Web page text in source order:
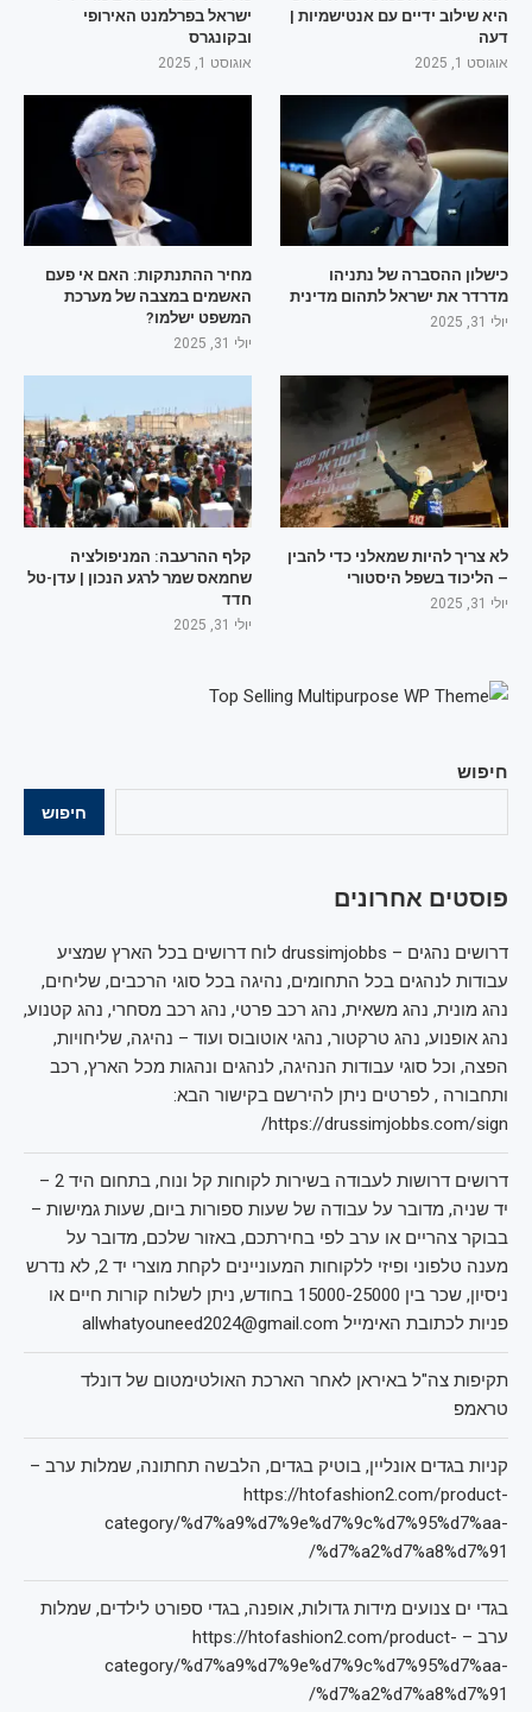
חיפוש
חיפוש
פוסטים אחרונים
דרושים נהגים – drussimjobbs לוח דרושים בכל הארץ שמציע
עבודות לנהגים בכל התחומים, נהיגה בכל סוגי הרכבים, שליחים,
נהג מונית, נהג משאית, נהג רכב פרטי, נהג רכב מסחרי, נהג קטנוע,
נהג אופנוע, נהג טרקטור, נהגי אוטובוס ועוד – נהיגה, שליחויות,
הפצה, וכל סוגי עבודות הנהיגה, לנהגים ונהגות מכל הארץ, רכב
ותחבורה , לפרטים ניתן להירשם בקישור הבא:
https://drussimjobbs.com/sign/
דרושים דרושות לעבודה בשירות לקוחות קל ונוח, בתחום היד 2 –
יד שניה, מדובר על עבודה של שעות ספורות ביום, שעות גמישות –
בבוקר צהריים או ערב לפי בחירתכם, באזור שלכם, מדובר על
מענה טלפוני ופיזי ללקוחות המעוניינים לקחת מוצרי יד 2, לא נדרש
ניסיון, שכר בין 15000-25000 בחודש, ניתן לשלוח קורות חיים או
פניות לכתובת האימייל allwhatyouneed2024@gmail.com
תקיפות צה"ל באיראן לאחר הארכת האולטימטום של דונלד
טראמפ
קניות בגדים אונליין, בוטיק בגדים, הלבשה תחתונה, שמלות ערב –
https://htofashion2.com/product-
category/%d7%a9%d7%9e%d7%9c%d7%95%d7%aa-
%d7%a2%d7%a8%d7%91/
בגדי ים צנועים מידות גדולות, אופנה, בגדי ספורט לילדים, שמלות
ערב – https://htofashion2.com/product-
category/%d7%a9%d7%9e%d7%9c%d7%95%d7%aa-
%d7%a2%d7%a8%d7%91/
היא שילוב ידיים עם אנטישמיות |
דעה
אוגוסט 1, 2025
ישראל בפרלמנט האירופי
ובקונגרס
אוגוסט 1, 2025
כישלון ההסברה של נתניהו
מדרדר את ישראל לתהום מדינית
יולי 31, 2025
מחיר ההתנתקות: האם אי פעם
האשמים במצבה של מערכת
המשפט ישלמו?
יולי 31, 2025
לא צריך להיות שמאלני כדי להבין
– הליכוד בשפל היסטורי
יולי 31, 2025
קלף ההרעבה: המניפולציה
שחמאס שמר לרגע הנכון | עדן-טל
חדד
יולי 31, 2025